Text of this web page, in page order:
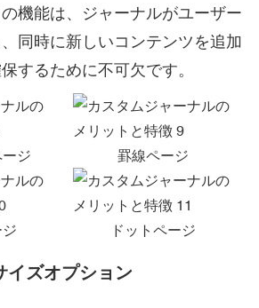
機能は、ジャーナルがユーザー
同時に新しいコンテンツを追加
するために不可欠です。
ジ 罫線ページ
ドットページ
イズオプション